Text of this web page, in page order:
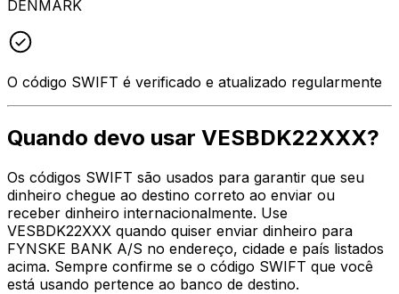
DENMARK
O código SWIFT é verificado e atualizado regularmente
Quando devo usar VESBDK22XXX?
Os códigos SWIFT são usados para garantir que seu
dinheiro chegue ao destino correto ao enviar ou
receber dinheiro internacionalmente. Use
VESBDK22XXX quando quiser enviar dinheiro para
FYNSKE BANK A/S no endereço, cidade e país listados
acima. Sempre confirme se o código SWIFT que você
está usando pertence ao banco de destino.